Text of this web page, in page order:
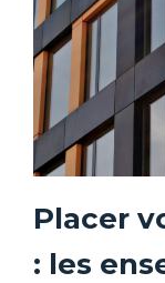
Placer
: les